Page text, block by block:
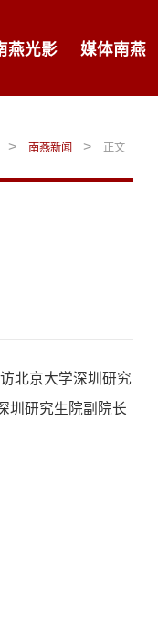
燕光影 媒体南燕
> 南燕新闻 > 正文
北京大学深圳研究
圳研究生院副院长